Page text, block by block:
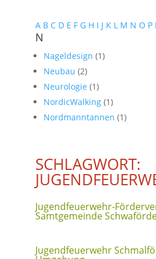
A B C D E F G H I J K L M N O P
N
Nageldesign (1)
Neubau (2)
Neurologie (1)
NordicWalking (1)
Nordmanntannen (1)
SCHLAGWORT:
Jugendfeuerwehr-
Samtgemeinde
Jugendfeuerwehr